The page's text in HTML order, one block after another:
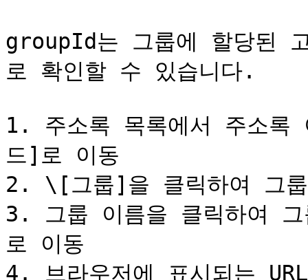
groupId는 그룹에 할당된
로 확인할 수 있습니다.
1. 주소록 목록에서 주소록
드]로 이동
2. \[그룹]을 클릭하여 그룹
3. 그룹 이름을 클릭하여
로 이동
4. 브라우저에 표시되는